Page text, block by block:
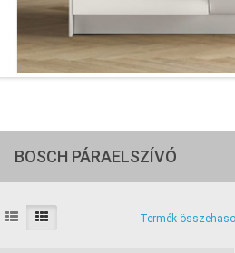
BOSCH PÁRAELSZÍVÓ
Termék